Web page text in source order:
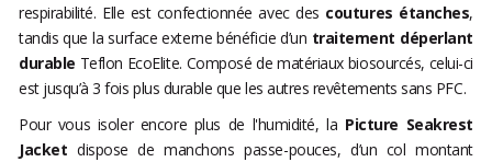
respirabilité. Elle est confectionnée avec des coutures étanches,
tandis que la surface externe bénéficie d’un traitement déperlant
durable Teflon EcoElite. Composé de matériaux biosourcés, celui-ci
est jusqu’à 3 fois plus durable que les autres revêtements sans PFC.
Pour vous isoler encore plus de l'humidité, la Picture Seakrest
Jacket dispose de manchons passe-pouces, d’un col montant